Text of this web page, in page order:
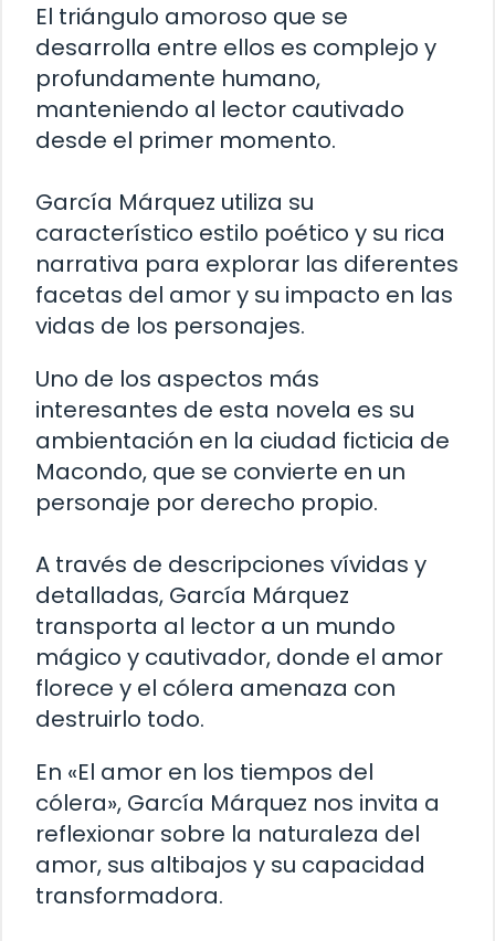
El triángulo amoroso que se
desarrolla entre ellos es complejo y
profundamente humano,
manteniendo al lector cautivado
desde el primer momento.
García Márquez utiliza su
característico estilo poético y su rica
narrativa para explorar las diferentes
facetas del amor y su impacto en las
vidas de los personajes.
Uno de los aspectos más
interesantes de esta novela es su
ambientación en la ciudad ficticia de
Macondo, que se convierte en un
personaje por derecho propio.
A través de descripciones vívidas y
detalladas, García Márquez
transporta al lector a un mundo
mágico y cautivador, donde el amor
florece y el cólera amenaza con
destruirlo todo.
En «El amor en los tiempos del
cólera», García Márquez nos invita a
reflexionar sobre la naturaleza del
amor, sus altibajos y su capacidad
transformadora.